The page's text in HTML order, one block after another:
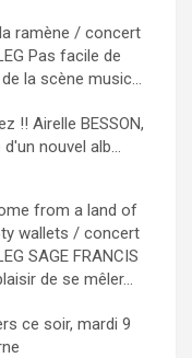
ramène / concert
Pas facile de
la scène music...
!! Airelle BESSON,
nouvel alb...
from a land of
wallets / concert
SAGE FRANCIS
de se mêler...
ce soir, mardi 9